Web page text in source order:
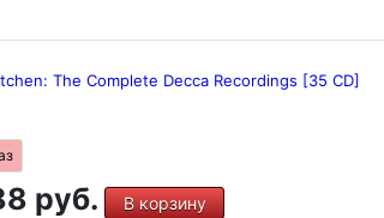
The Complete Decca Recordings [35 CD]
руб. В корзину